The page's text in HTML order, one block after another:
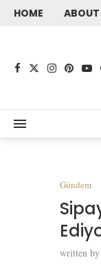
HOME ABOUT
Gündem
written by